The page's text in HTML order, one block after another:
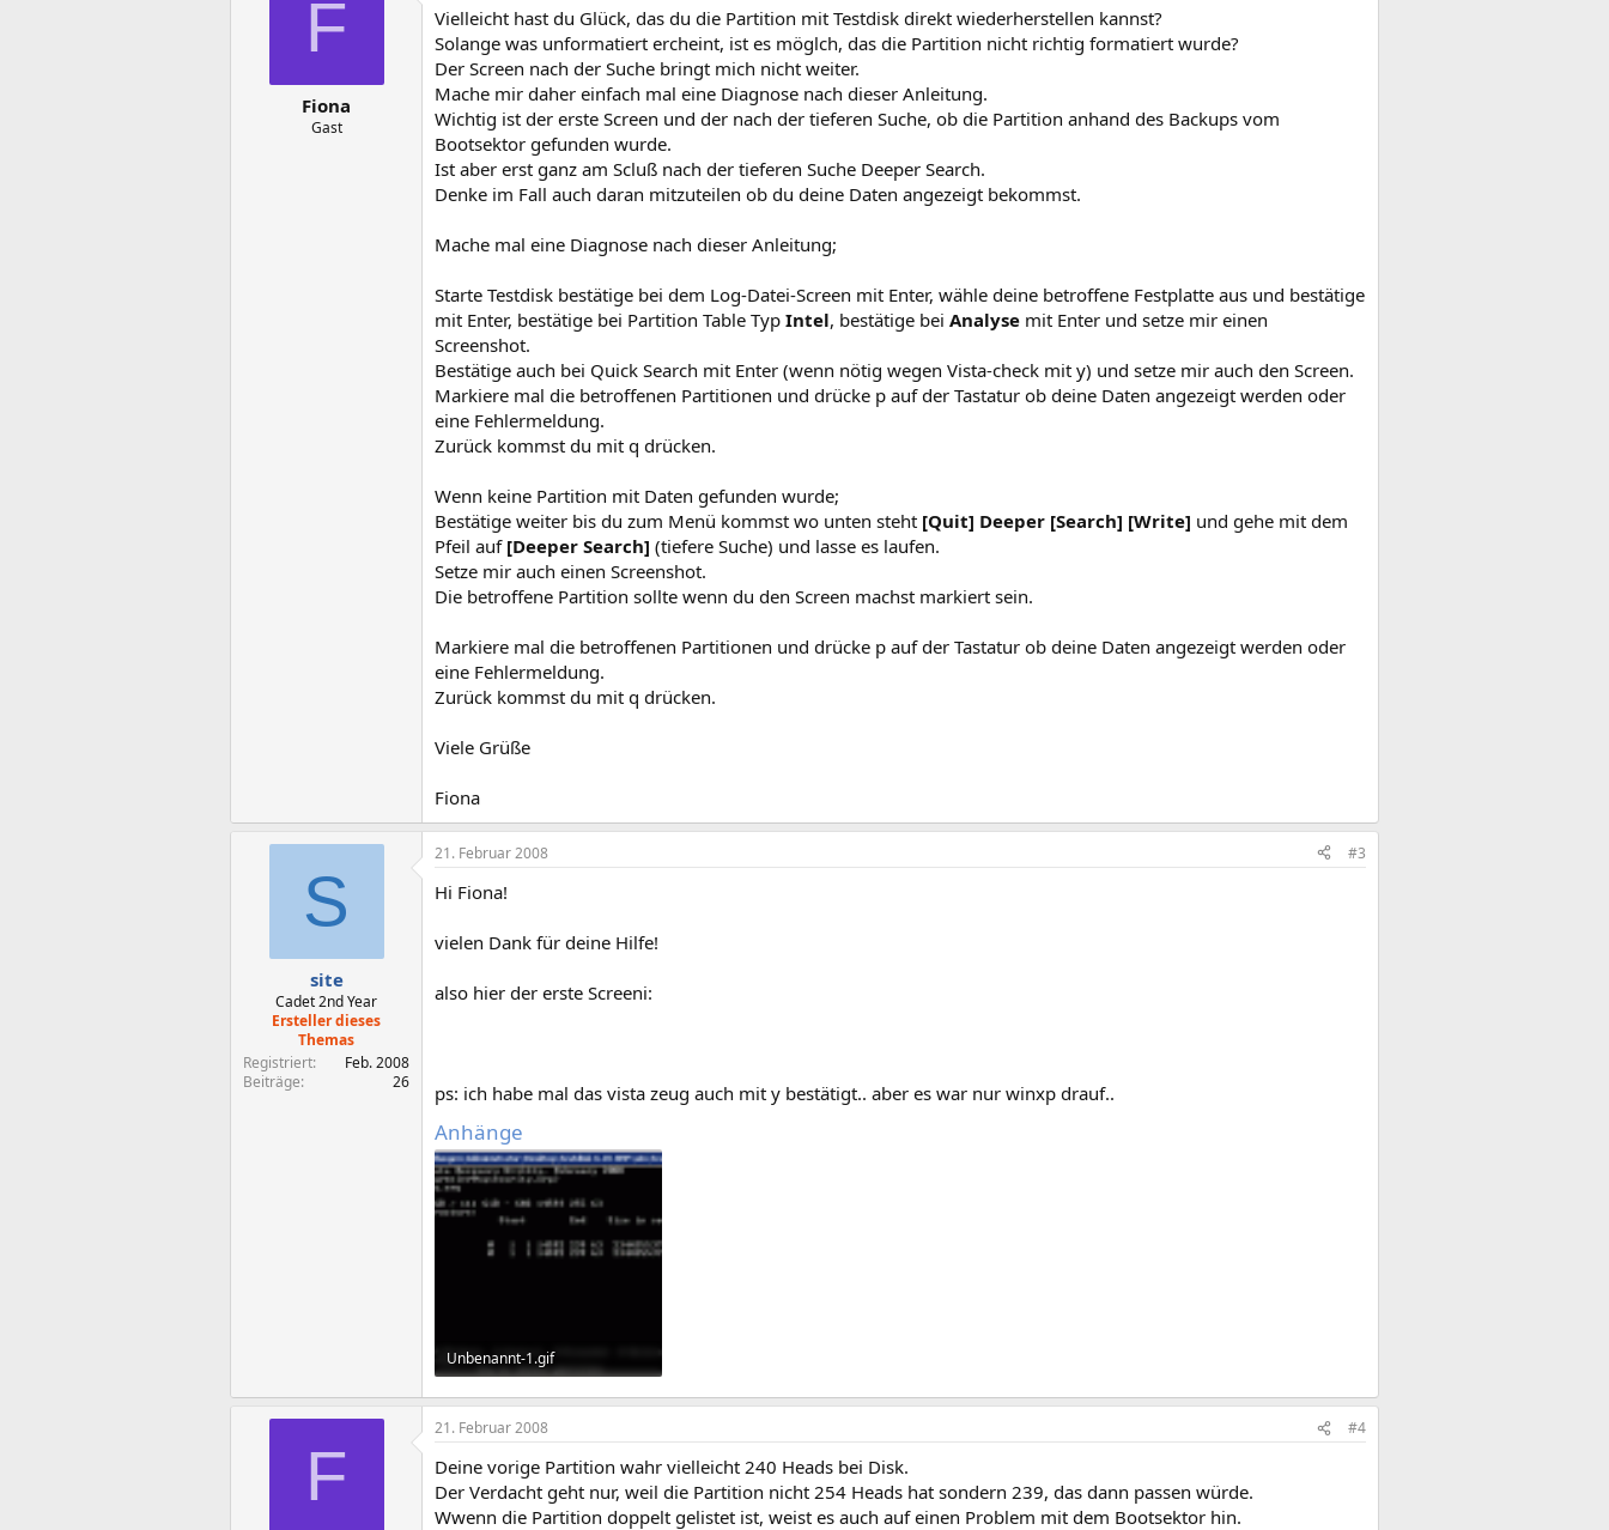
F
Fiona
Gast
Vielleicht hast du Glück, das du die Partition mit Testdisk direkt wiederherstellen kannst?
Solange was unformatiert ercheint, ist es möglch, das die Partition nicht richtig formatiert wurde?
Der Screen nach der Suche bringt mich nicht weiter.
Mache mir daher einfach mal eine Diagnose nach dieser Anleitung.
Wichtig ist der erste Screen und der nach der tieferen Suche, ob die Partition anhand des Backups vom
Bootsektor gefunden wurde.
Ist aber erst ganz am Scluß nach der tieferen Suche Deeper Search.
Denke im Fall auch daran mitzuteilen ob du deine Daten angezeigt bekommst.
Mache mal eine Diagnose nach dieser Anleitung;
Starte Testdisk bestätige bei dem Log-Datei-Screen mit Enter, wähle deine betroffene Festplatte aus und bestätige
mit Enter, bestätige bei Partition Table Typ Intel, bestätige bei Analyse mit Enter und setze mir einen
Screenshot.
Bestätige auch bei Quick Search mit Enter (wenn nötig wegen Vista-check mit y) und setze mir auch den Screen.
Markiere mal die betroffenen Partitionen und drücke p auf der Tastatur ob deine Daten angezeigt werden oder
eine Fehlermeldung.
Zurück kommst du mit q drücken.
Wenn keine Partition mit Daten gefunden wurde;
Bestätige weiter bis du zum Menü kommst wo unten steht [Quit] Deeper [Search] [Write] und gehe mit dem
Pfeil auf [Deeper Search] (tiefere Suche) und lasse es laufen.
Setze mir auch einen Screenshot.
Die betroffene Partition sollte wenn du den Screen machst markiert sein.
Markiere mal die betroffenen Partitionen und drücke p auf der Tastatur ob deine Daten angezeigt werden oder
eine Fehlermeldung.
Zurück kommst du mit q drücken.
Viele Grüße
Fiona
S
site
Cadet 2nd Year
Ersteller dieses
Themas
Registriert
Feb. 2008
Beiträge
26
21. Februar 2008 #3
Hi Fiona!
vielen Dank für deine Hilfe!
also hier der erste Screeni:
ps: ich habe mal das vista zeug auch mit y bestätigt.. aber es war nur winxp drauf..
Anhänge
Unbenannt-1.gif
8,2 KB · Aufrufe: 236
F
21. Februar 2008 #4
Deine vorige Partition wahr vielleicht 240 Heads bei Disk.
Der Verdacht geht nur, weil die Partition nicht 254 Heads hat sondern 239, das dann passen würde.
Wwenn die Partition doppelt gelistet ist, weist es auch auf einen Problem mit dem Bootsektor hin.